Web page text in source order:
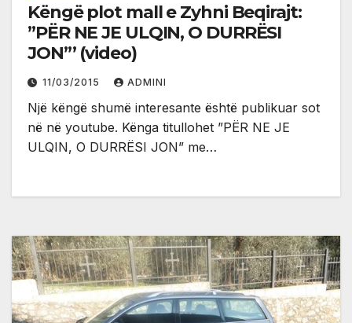
Këngë plot mall e Zyhni Beqirajt:
”PËR NE JE ULQIN, O DURRËSI
JON”’ (video)
11/03/2015 ADMINI
Një këngë shumë interesante është publikuar sot
në në youtube. Kënga titullohet ”PËR NE JE
ULQIN, O DURRËSI JON” me…